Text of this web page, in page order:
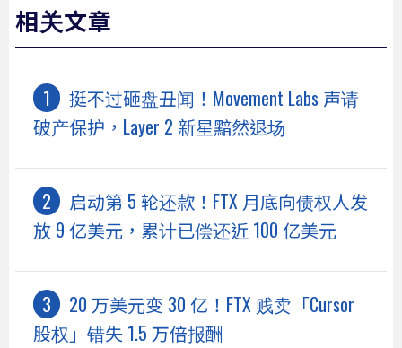
相关文章
挺不过砸盘丑闻！Movement Labs 声请
破产保护，Layer 2 新星黯然退场
启动第 5 轮还款！FTX 月底向债权人发
放 9 亿美元，累计已偿还近 100 亿美元
20 万美元变 30 亿！FTX 贱卖「Cursor
股权」错失 1.5 万倍报酬